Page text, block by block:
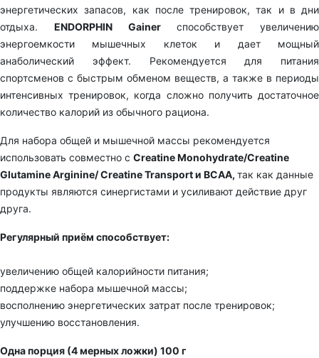
энергетических запасов, как после тренировок, так и в дни
отдыха. ENDORPHIN Gainerспособствует увеличению
энергоемкости мышечных клеток и дает мощный
анаболический эффект. Рекомендуется для питания
спортсменов с быстрым обменом веществ, а также в периоды
интенсивных тренировок, когда сложно получить достаточное
количество калорий из обычного рациона.
Для набора общей и мышечной массы рекомендуется
использовать совместно с Creatine Monohydrate/Creatine
Glutamine Arginine/ Creatine Transport и BCAA, так как данные
продукты являются синергистами и усиливают действие друг
друга.
Регулярный приём способствует:
увеличению общей калорийности питания;
поддержке набора мышечной массы;
восполнению энергетических затрат после тренировок;
улучшению восстановления.
Одна порция (4 мерных ложки) 100 г